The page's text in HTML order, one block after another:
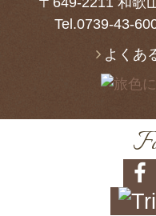
Tel.0739-43-
よくあ